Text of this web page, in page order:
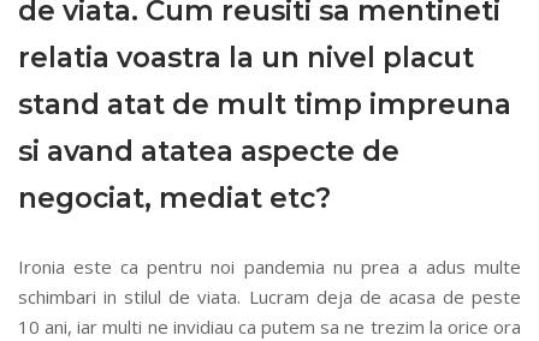
de viata. Cum reusiti sa mentineti
relatia voastra la un nivel placut
stand atat de mult timp impreuna
si avand atatea aspecte de
negociat, mediat etc?
Ironia este ca pentru noi pandemia nu prea a adus multe
schimbari in stilul de viata. Lucram deja de acasa de peste
10 ani, iar multi ne invidiau ca putem sa ne trezim la orice ora